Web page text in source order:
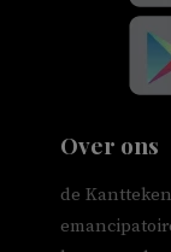
Over ons
de